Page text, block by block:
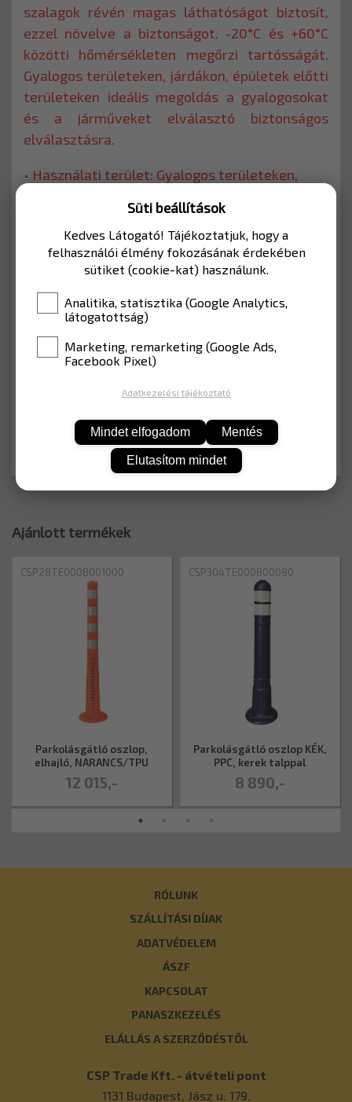
szalagok révén magas láthatóságot biztosít,
ezzel növelve a biztonságot. -20°C és +60°C
közötti hőmérsékleten megőrzi tartósságát.
Gyalogos területeken, járdákon, épületek előtti
területeken ideális megoldás a gyalogosokat
és a járműveket elválasztó biztonságos
elválasztásra.
• Használati terület: Gyalogos területeken,
járművek elválasztására szolgáló területeken.
MÉRET 800x90 mm
8 890 Ft
Nettó: 7 000 Ft
KOSÁRBA
Ajánlott termékek
CSP28TE0008001000
12 015,-
Parkolásgátló oszlop,
elhajló, NARANCS/TPU
CSP304TE000800090
8 890,-
Parkolásgátló oszlop KÉK,
PPC, kerek talppal
RÓLUNK
SZÁLLÍTÁSI DÍJAK
ADATVÉDELEM
ÁSZF
KAPCSOLAT
PANASZKEZELÉS
ELÁLLÁS A SZERZŐDÉSTŐL
CSP Trade Kft. - átvételi pont
1131 Budapest, Jász u. 179.
Süti beállítások
Kedves Látogató! Tájékoztatjuk, hogy a
felhasználói élmény fokozásának érdekében
sütiket (cookie-kat) használunk.
Analitika, statisztika (Google Analytics,
látogatottság)
Marketing, remarketing (Google Ads,
Facebook Pixel)
Adatkezelési tájékoztató
Mindet elfogadom Mentés
Elutasítom mindet